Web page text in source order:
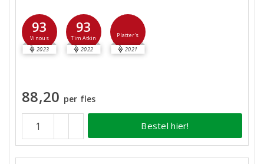
93
Vinous
2023
93
Tim Atkin
2022
Platter's
2021
88,20 per fles
Bestel hier!